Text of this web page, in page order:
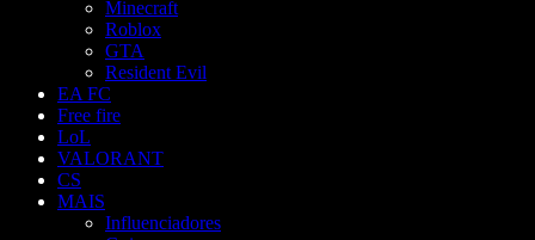
Minecraft
Roblox
GTA
Resident Evil
EA FC
Free fire
LoL
VALORANT
CS
MAIS
Influenciadores